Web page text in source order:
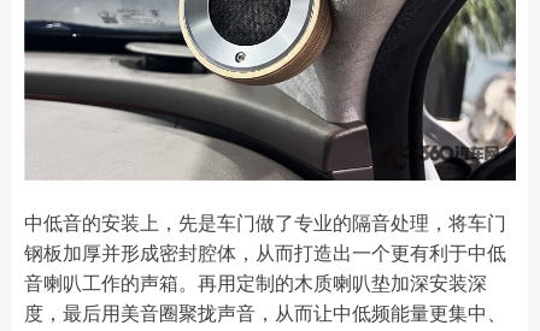
中低音的安装上，先是车门做了专业的隔音处理，将车门
钢板加厚并形成密封腔体，从而打造出一个更有利于中低
音喇叭工作的声箱。再用定制的木质喇叭垫加深安装深
度，最后用美音圈聚拢声音，从而让中低频能量更集中、